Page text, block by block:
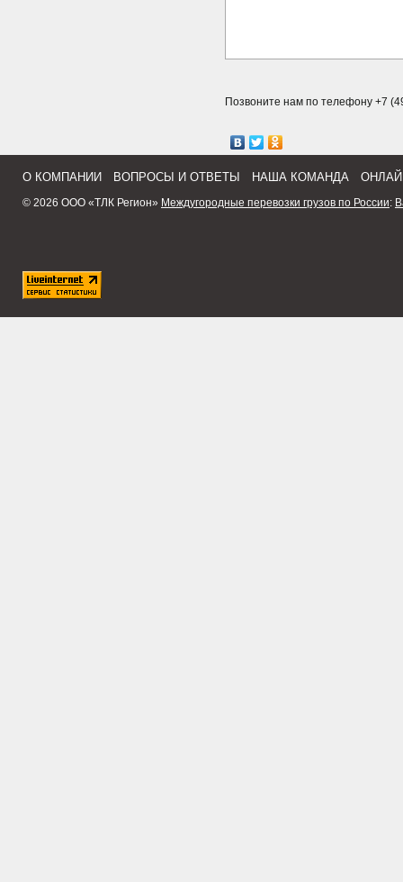
Позвоните нам по телефону +7
О КОМПАНИИ ВОПРОСЫ И ОТВЕТЫ НАША КОМАНДА
© 2026 ООО «ТЛК Регион» Междугородные перевозки грузов по России: